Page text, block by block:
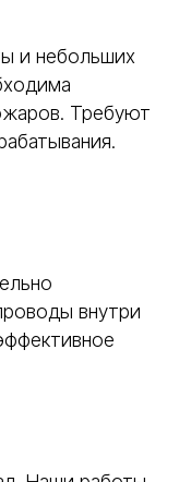
и небольших
Требуют
внутри